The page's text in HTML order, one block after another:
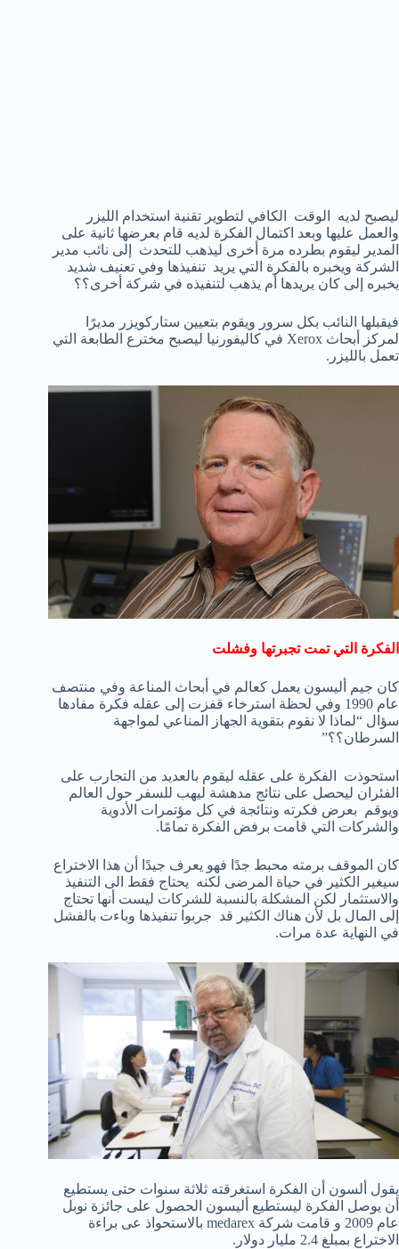
ليصبح لديه الوقت الكافي لتطوير تقنية استخدام الليزر
والعمل عليها وبعد اكتمال الفكرة لديه قام بعرضها ثانية على
المدير ليقوم بطرده مرة أخرى ليذهب للتحدث إلى نائب مدير
الشركة ويخبره بالفكرة التي يريد تنفيذها وفي تعنيف شديد
يخبره إلى كان يريدها أم يذهب لتنفيذه في شركة أخرى؟؟
فيقبلها النائب بكل سرور ويقوم بتعيين ستاركويزر مديرًا
لمركز أبحاث Xerox في كاليفورنيا ليصبح مخترع الطابعة التي
تعمل بالليزر.
الفكرة التي تمت تجبرتها وفشلت
كان جيم أليسون يعمل كعالم في أبحاث المناعة وفي منتصف
عام 1990 وفي لحظة استرخاء قفزت إلى عقله فكرة مفادها
سؤال “لماذا لا نقوم بتقوية الجهاز المناعي لمواجهة
السرطان؟؟”
استحوذت الفكرة على عقله ليقوم بالعديد من التجارب على
الفئران ليحصل على نتائج مدهشة ليهب للسفر حول العالم
ويوقم بعرض فكرته ونتائجة في كل مؤتمرات الأدوية
والشركات التي قامت برفض الفكرة تمامًا.
كان الموقف برمته محبط جدًا فهو يعرف جيدًا أن هذا الاختراع
سيغير الكثير في حياة المرضى لكنه يحتاج فقط الى التنفيذ
والاستثمار لكن المشكلة بالنسبة للشركات ليست أنها تحتاج
إلى المال بل لأن هناك الكثير قد جربوا تنفيذها وباءت بالفشل
في النهاية عدة مرات.
يقول ألسون أن الفكرة استغرقته ثلاثة سنوات حتى يستطيع
أن يوصل الفكرة ليستطيع أليسون الحصول على جائزة نوبل
عام 2009 و قامت شركة medarex بالاستحواذ عى براءة
الاختراع بمبلغ 2.4 مليار دولار.